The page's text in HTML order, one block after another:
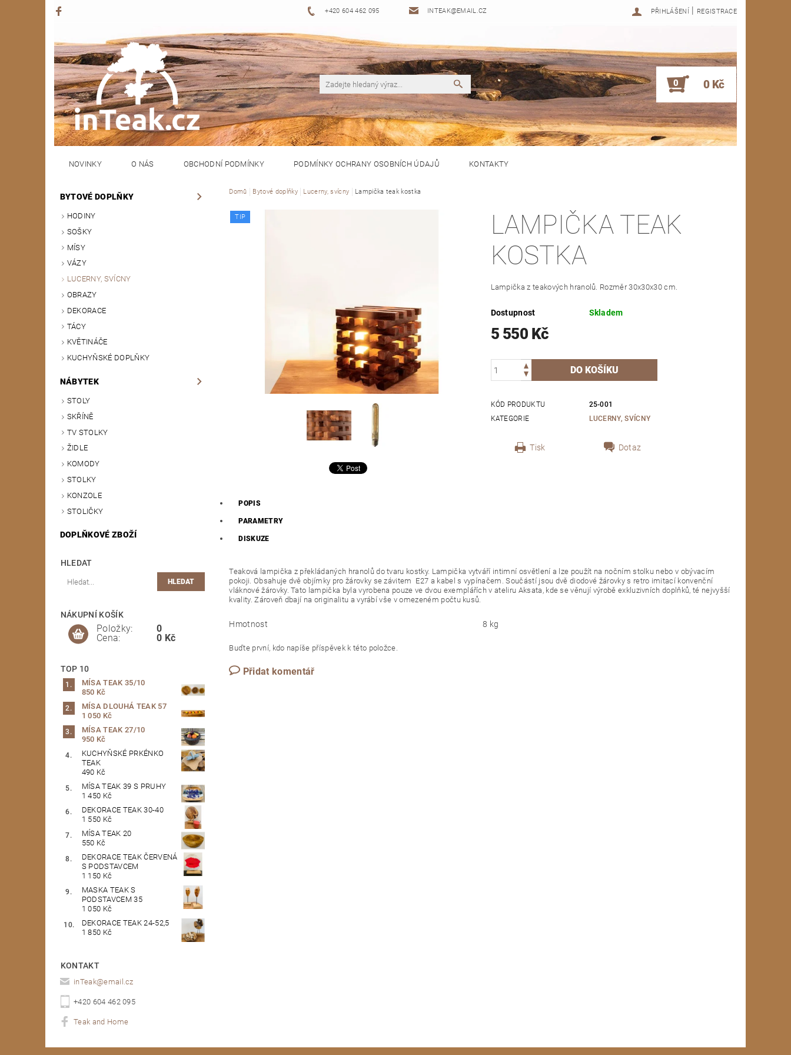
+420 604 462 095 INTEAK@EMAIL.CZ PŘIHLÁŠENÍ | REGISTRACE
0 0 Kč
NOVINKY O NÁS OBCHODNÍ PODMÍNKY PODMÍNKY OCHRANY OSOBNÍCH ÚDAJŮ KONTAKTY
BYTOVÉ DOPLŇKY
HODINY
SOŠKY
MÍSY
VÁZY
LUCERNY, SVÍCNY
OBRAZY
DEKORACE
TÁCY
KVĚTINÁČE
KUCHYŇSKÉ DOPLŇKY
NÁBYTEK
STOLY
SKŘÍNĚ
TV STOLKY
ŽIDLE
KOMODY
STOLKY
KONZOLE
STOLIČKY
DOPLŇKOVÉ ZBOŽÍ
HLEDAT
NÁKUPNÍ KOŠÍK
Položky:
Cena:
0
0 Kč
TOP 10
MÍSA TEAK 35/10
850 Kč
MÍSA DLOUHÁ TEAK 57
1 050 Kč
MÍSA TEAK 27/10
950 Kč
KUCHYŇSKÉ PRKÉNKO
TEAK
490 Kč
MÍSA TEAK 39 S PRUHY
1 450 Kč
DEKORACE TEAK 30-40
1 550 Kč
MÍSA TEAK 20
550 Kč
DEKORACE TEAK ČERVENÁ
S PODSTAVCEM
1 150 Kč
MASKA TEAK S
PODSTAVCEM 35
1 050 Kč
DEKORACE TEAK 24-52,5
1 850 Kč
KONTAKT
inTeak@email.cz
+420 604 462 095
Teak and Home
Domů Bytové doplňky Lucerny, svícny Lampička teak kostka
TIP
LAMPIČKA TEAK
KOSTKA
Lampička z teakových hranolů. Rozměr 30x30x30 cm.
Dostupnost Skladem
5 550 Kč
KÓD PRODUKTU
25-001
KATEGORIE
LUCERNY, SVÍCNY
Tisk Dotaz
POPIS
PARAMETRY
DISKUZE
Teaková lampička z překládaných hranolů do tvaru kostky. Lampička vytváří intimní osvětlení a lze použít na nočním stolku nebo v obývacím
pokoji. Obsahuje dvě objímky pro žárovky se závitem E27 a kabel s vypínačem. Součástí jsou dvě diodové žárovky s retro imitací konvenční
vláknové žárovky. Tato lampička byla vyrobena pouze ve dvou exemplářích v ateliru Aksata, kde se věnují výrobě exkluzivních doplňků, té nejvyšší
kvality. Zároveň dbají na originalitu a vyrábí vše v omezeném počtu kusů.
Hmotnost 8 kg
Buďte první, kdo napíše příspěvek k této položce.
Přidat komentář